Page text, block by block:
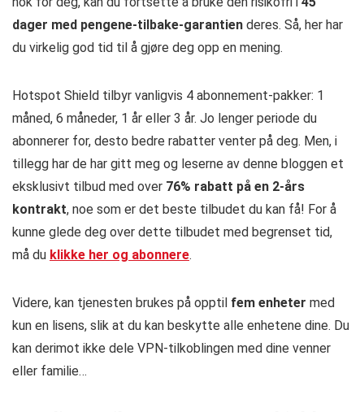
dager med pengene-tilbake-garantien deres. Så, her har
du virkelig god tid til å gjøre deg opp en mening.
Hotspot Shield tilbyr vanligvis 4 abonnement-pakker: 1
måned, 6 måneder, 1 år eller 3 år. Jo lenger periode du
abonnerer for, desto bedre rabatter venter på deg. Men, i
tillegg har de har gitt meg og leserne av denne bloggen et
eksklusivt tilbud med over 76% rabatt på en 2-års
kontrakt, noe som er det beste tilbudet du kan få! For å
kunne glede deg over dette tilbudet med begrenset tid,
må du klikke her og abonnere.
Videre, kan tjenesten brukes på opptil fem enheter med
kun en lisens, slik at du kan beskytte alle enhetene dine. Du
kan derimot ikke dele VPN-tilkoblingen med dine venner
eller familie…